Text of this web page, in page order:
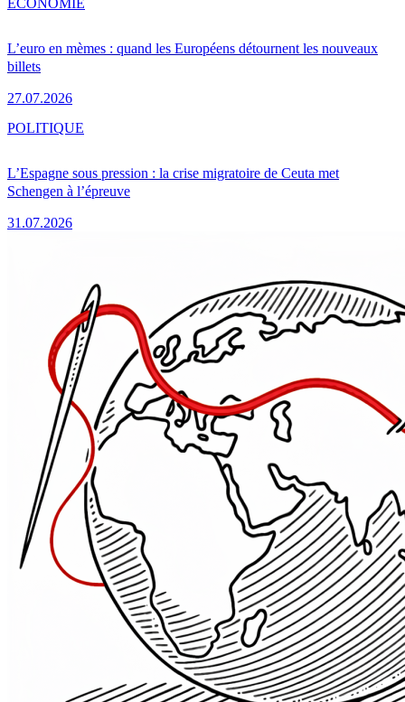
L’euro en mèmes : quand les Européens détournent les nouveaux
billets
27.07.2026
L’Espagne sous pression : la crise migratoire de Ceuta met
Schengen à l’épreuve
31.07.2026
POLITIQUE